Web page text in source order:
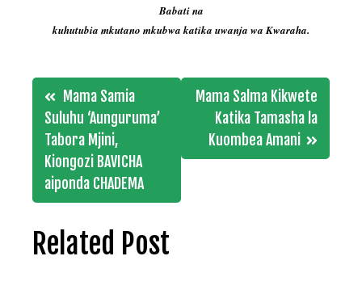
Babati na
kuhutubia mkutano mkubwa katika uwanja wa Kwaraha.
Post
navigation
Mama Samia
Suluhu ‘Aunguruma’
Tabora Mjini,
Kiongozi BAVICHA
aiponda CHADEMA
Mama Salma Kikwete
Katika Tamasha la
Kuombea Amani
Related Post